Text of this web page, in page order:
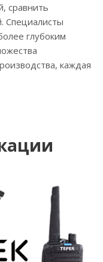
сравнить
Специалисты
глубоким
каждая